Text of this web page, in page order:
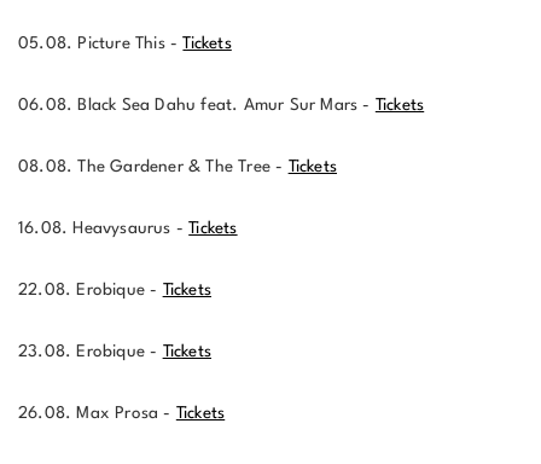
05.08. Picture This -Tickets
06.08. Black Sea Dahu feat. Amur Sur Mars - Tickets
08.08. The Gardener & The Tree - Tickets
16.08. Heavysaurus -Tickets
22.08. Erobique - Tickets
23.08. Erobique - Tickets
26.08. Max Prosa - Tickets